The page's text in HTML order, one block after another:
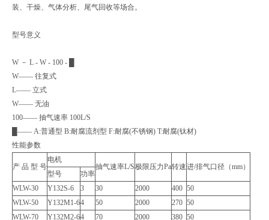
装、干燥、气体分析、尾气回收等场合。
型号意义
W － L - W - 100 - █
W—— 往复式
L—— 立式
W—— 无油
100—— 抽气速率 100L/S
█—— A:普通型 B:耐腐流剂型 F:耐腐(不锈钢) T:耐腐(钛材)
性能参数
产 品 型 号
电机
抽气速率L/S极限压力Pa转速进/排气口径（mm）
型号
功率
WLW-30
Y132S-6 3 30 2000 400 50
WLW-50
Y132M1-64 50 2000 270 50
WLW-70
Y132M2-64 70 2000 380 50